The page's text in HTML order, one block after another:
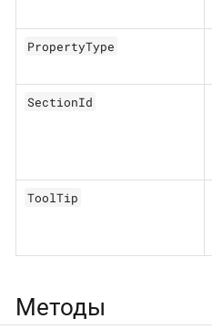
PropertyType
SectionId
ToolTip
Методы